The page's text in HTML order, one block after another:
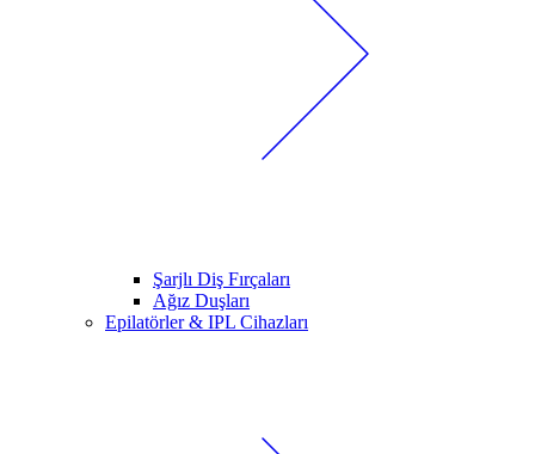
Şarjlı Diş Fırçaları
Ağız Duşları
Epilatörler & IPL Cihazları